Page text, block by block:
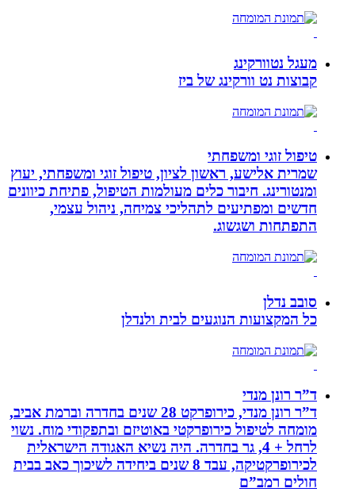
מעגל נטוורקינג
קבוצות נט וורקינג של ביז
טיפול זוגי ומשפחתי
שמרית אלישע, ראשון לציון, טיפול זוגי ומשפחתי, יעוץ
ומנטורינג. חיבור כלים מעולמות הטיפול, פתיחת כיוונים
חדשים ומפתיעים לתהליכי צמיחה, ניהול עצמי,
התפתחות ושגשוג.
סובב נדלן
כל המקצועות הנוגעים לבית ולנדלן
ד”ר רונן מנדי
ד”ר רונן מנדי, כירופרקט 28 שנים בחדרה וברמת אביב,
מומחה לטיפול כירופרקטי באוטיזם ובתפקודי מוח. נשוי
לרחל + 4, גר בחדרה. היה נשיא האגודה הישראלית
לכירופרקטיקה, עבד 8 שנים ביחידה לשיכוך כאב בבית
חולים רמב”ם